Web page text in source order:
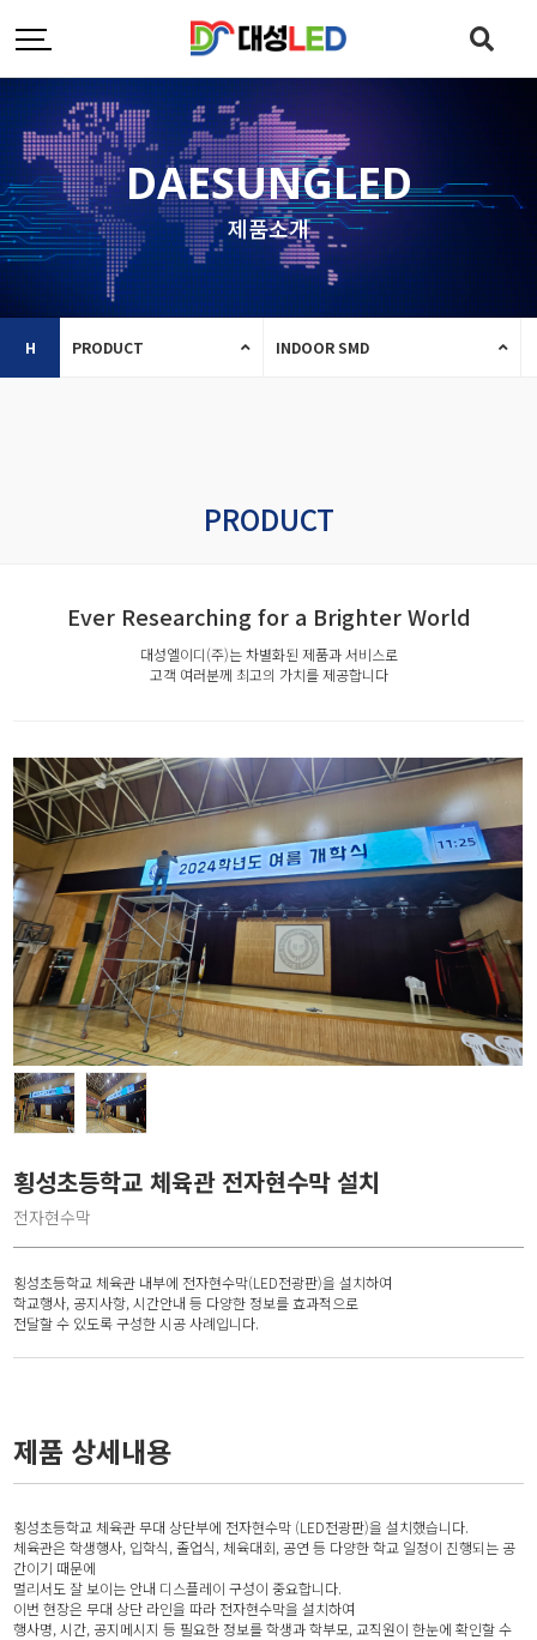
DAESUNGLED
제품소개
H PRODUCT INDOOR SMD
PRODUCT
Ever Researching for a Brighter World
대성엘이디(주)는 차별화된 제품과 서비스로
고객 여러분께 최고의 가치를 제공합니다
횡성초등학교 체육관 전자현수막 설치
전자현수막
횡성초등학교 체육관 내부에 전자현수막(LED전광판)을 설치하여
학교행사, 공지사항, 시간안내 등 다양한 정보를 효과적으로
전달할 수 있도록 구성한 시공 사례입니다.
제품 상세내용
횡성초등학교 체육관 무대 상단부에 전자현수막 (LED전광판)을 설치했습니다.
체육관은 학생행사, 입학식, 졸업식, 체육대회, 공연 등 다양한 학교 일정이 진행되는 공
간이기 때문에
멀리서도 잘 보이는 안내 디스플레이 구성이 중요합니다.
이번 현장은 무대 상단 라인을 따라 전자현수막을 설치하여
행사명, 시간, 공지메시지 등 필요한 정보를 학생과 학부모, 교직원이 한눈에 확인할 수